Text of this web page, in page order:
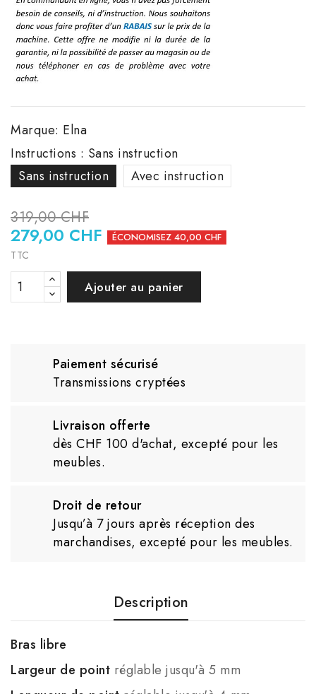
Marque: Elna
Instructions : Sans instruction
Sans instruction
Avec instruction
319,00 CHF
279,00 CHF ÉCONOMISEZ 40,00 CHF
TTC
Ajouter au panier
Paiement sécurisé
Transmissions cryptées
Livraison offerte
dès CHF 100 d'achat, excepté pour les
meubles.
Droit de retour
Jusqu’à 7 jours après réception des
marchandises, excepté pour les meubles.
Description
Bras libre
Largeur de point réglable jusqu'à 5 mm